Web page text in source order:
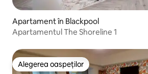
Apartament în Blackpool
Apartamentul The Shoreline 1
Alegerea oaspeților
Alegerea oaspeților